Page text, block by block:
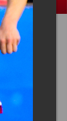
1:3